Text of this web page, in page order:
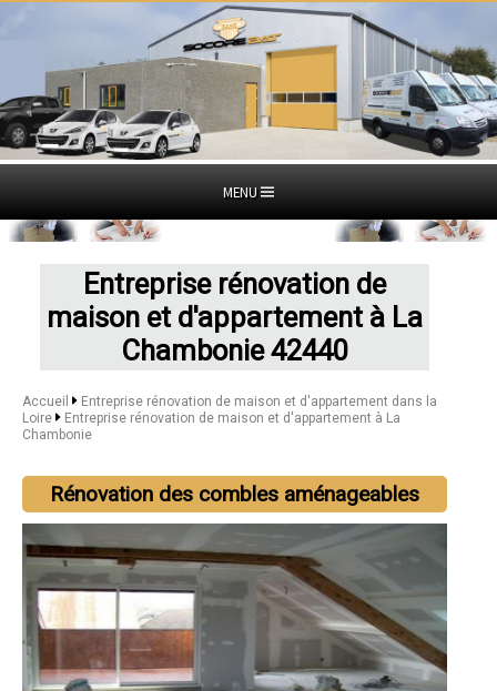
MENU
Entreprise rénovation de
maison et d'appartement à La
Chambonie 42440
Accueil
Entreprise rénovation de maison et d'appartement dans la
Loire
Entreprise rénovation de maison et d'appartement à La
Chambonie
Rénovation des combles aménageables